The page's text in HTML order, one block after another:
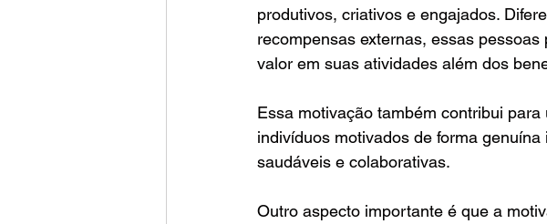
produtivos, criativos e engajados.
recompensas externas, essas
valor em suas atividades além dos
Essa motivação também contribui
indivíduos motivados de forma
saudáveis e colaborativas.
Outro aspecto importante é que a